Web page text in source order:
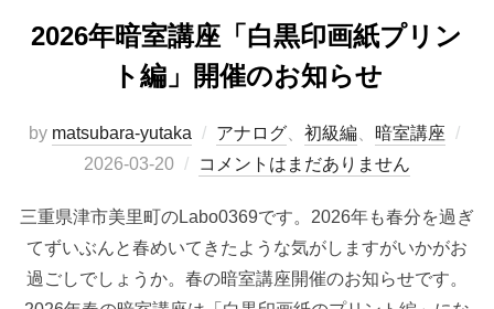
2026年暗室講座「白黒印画紙プリン
ト編」開催のお知らせ
by matsubara-yutaka アナログ 初級編 暗室講座
2026-03-20 コメントはまだありません
三重県津市美里町のLabo0369です。2026年も春分を過ぎ
てずいぶんと春めいてきたような気がしますがいかがお
過ごしでしょうか。春の暗室講座開催のお知らせです。